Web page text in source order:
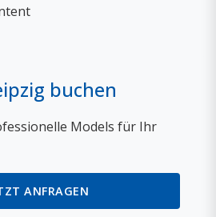
buchen
Models für Ihr
ANFRAGEN